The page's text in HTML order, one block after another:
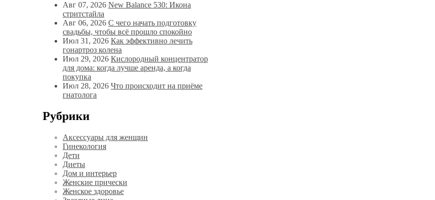
Авг 07, 2026 New Balance 530: Икона
стритстайла
Авг 06, 2026 С чего начать подготовку
свадьбы, чтобы всё прошло спокойно
Июл 31, 2026 Как эффективно лечить
гонартроз колена
Июл 29, 2026 Кислородный концентратор
для дома: когда лучше аренда, а когда
покупка
Июл 28, 2026 Что происходит на приёме
гнатолога
Рубрики
Аксессуары для женщин
Гинекология
Дети
Диеты
Дом и интерьер
Женские прически
Женское здоровье